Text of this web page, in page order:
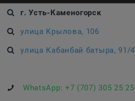
г. Усть-Каменогорск
улица Крылова, 106
улица Кабанбай батыра, 91/4
WhatsApp: +7 (707) 305 25 25